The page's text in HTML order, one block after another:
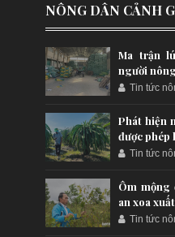
NÔNG DÂN CẢNH
Ma trận
người
Tin tức
Phát hiện
được phép
Tin tức
Ôm mộng
an xoa
Tin tức